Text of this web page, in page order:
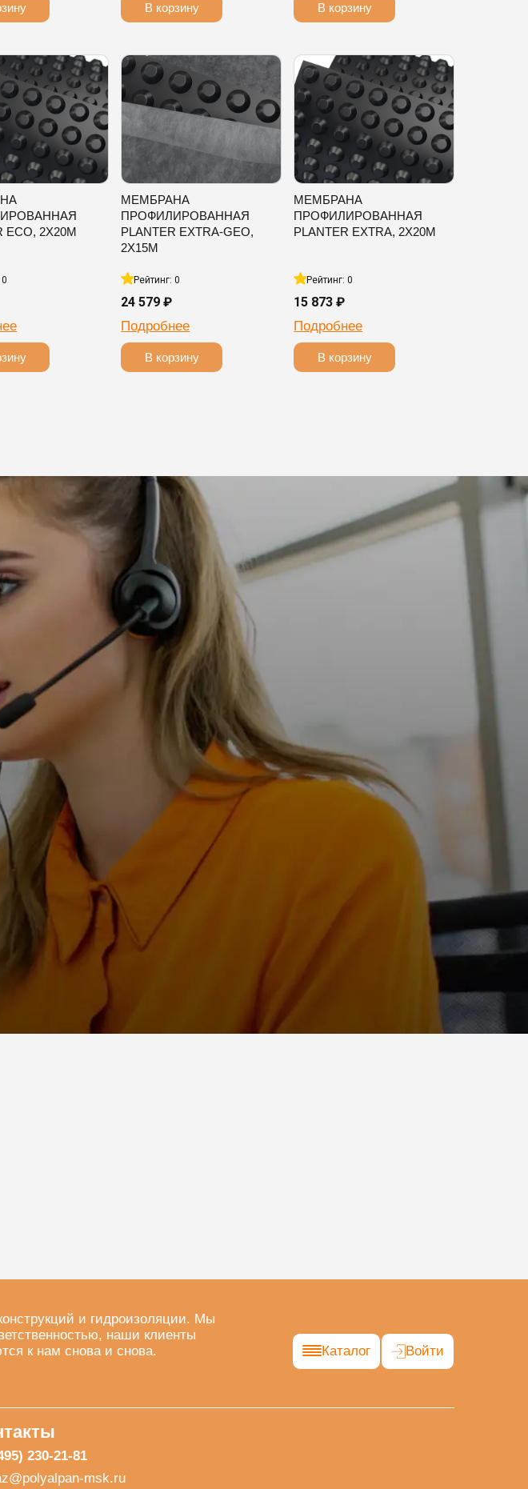
В корзину В корзину
ECO, 2Х20М
МЕМБРАНА
ПРОФИЛИРОВАННАЯ
PLANTER EXTRA-GEO,
2Х15М
Рейтинг: 0
24 579 ₽
Подробнее
В корзину
МЕМБРАНА
ПРОФИЛИРОВАННАЯ
PLANTER EXTRA, 2Х20М
Рейтинг: 0
15 873 ₽
Подробнее
В корзину
и гидроизоляции. Мы
наши клиенты
к нам снова и снова.
Каталог Войти
230-21-81
msk.ru